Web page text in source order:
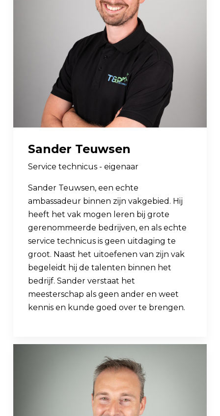
Sander Teuwsen
Service technicus - eigenaar
Sander Teuwsen, een echte
ambassadeur binnen zijn vakgebied. Hij
heeft het vak mogen leren bij grote
gerenommeerde bedrijven, en als echte
service technicus is geen uitdaging te
groot. Naast het uitoefenen van zijn vak
begeleidt hij de talenten binnen het
bedrijf. Sander verstaat het
meesterschap als geen ander en weet
kennis en kunde goed over te brengen.